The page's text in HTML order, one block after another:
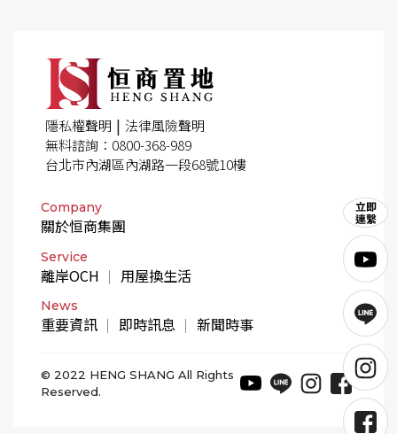
隱私權聲明 | 法律風險聲明
無料諮詢：0800-368-989
台北市內湖區內湖路一段68號10樓
Company
關於恒商集團
Service
離岸OCH 用屋換生活
News
重要資訊 即時訊息 新聞時事
© 2022 HENG SHANG All Rights
Reserved.